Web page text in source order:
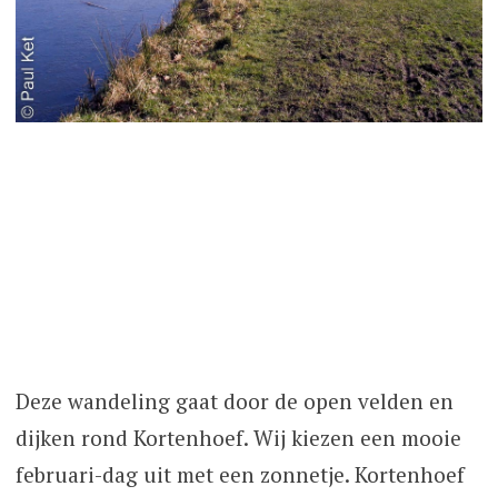
Deze wandeling gaat door de open velden en
dijken rond Kortenhoef. Wij kiezen een mooie
februari-dag uit met een zonnetje. Kortenhoef